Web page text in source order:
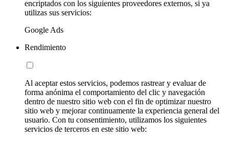
encriptados con los siguientes proveedores externos, si ya
utilizas sus servicios:
Google Ads
Rendimiento
Al aceptar estos servicios, podemos rastrear y evaluar de
forma anónima el comportamiento del clic y navegación
dentro de nuestro sitio web con el fin de optimizar nuestro
sitio web y mejorar continuamente la experiencia general del
usuario. Con tu consentimiento, utilizamos los siguientes
servicios de terceros en este sitio web: